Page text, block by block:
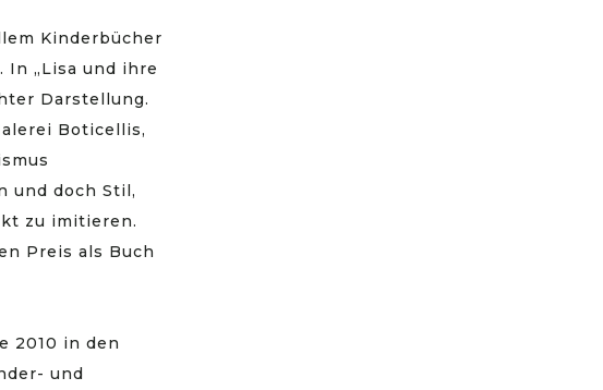
Kinderbücher
In „Lisa und ihre
Darstellung.
Boticellis,
und doch Stil,
zu imitieren.
Preis als Buch
2010 in den
und